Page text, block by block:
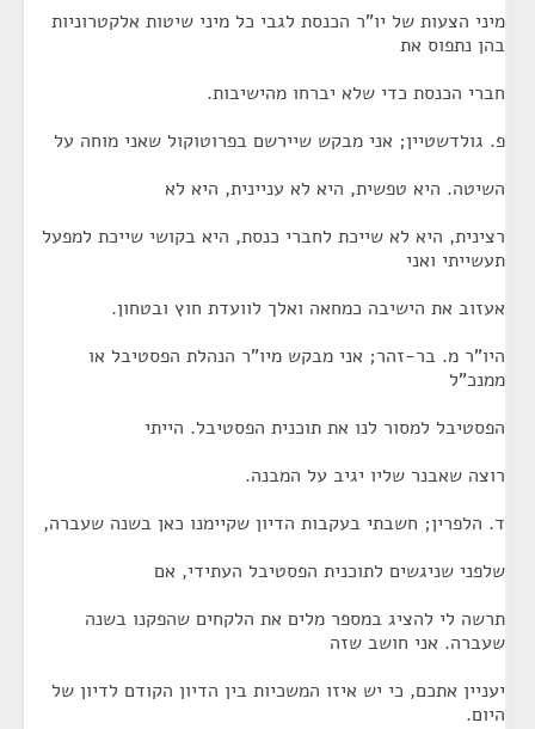
מיני הצעות של יו"ר הכנסת לגבי כל מיני שיטות אלקטרוניות
בהן נתפוס את
חברי הכנסת כדי שלא יברחו מהישיבות.
פ. גולדשטיין; אני מבקש שיירשם בפרוטוקול שאני מוחה על
השיטה. היא טפשית, היא לא עניינית, היא לא
רצינית, היא לא שייכת לחברי כנסת, היא בקושי שייכת למפעל
תעשייתי ואני
אעזוב את הישיבה כמחאה ואלך לוועדת חוץ ובטחון.
היו"ר מ. בר-זהר; אני מבקש מיו"ר הנהלת הפסטיבל או
ממנכ"ל
הפסטיבל למסור לנו את תוכנית הפסטיבל. הייתי
רוצה שאבנר שליו יגיב על המבנה.
ד. הלפרין; חשבתי בעקבות הדיון שקיימנו כאן בשנה שעברה,
שלפני שניגשים לתוכנית הפסטיבל העתידי, אם
תרשה לי להציג במספר מלים את הלקחים שהפקנו בשנה
שעברה. אני חושב שזה
יעניין אתכם, כי יש איזו המשכיות בין הדיון הקודם לדיון של
היום.